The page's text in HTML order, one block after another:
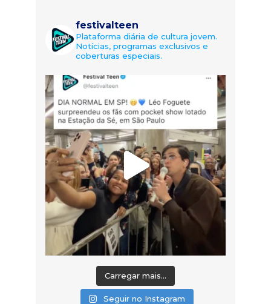
festivalteen
Plataforma diária de cultura jovem.
Notícias, programas exclusivos e
coberturas especiais.
Carregar mais...
Seguir no Instagram